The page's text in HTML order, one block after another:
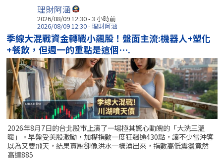
理財阿涵
2026/08/09 12:30 -3 小時前
2026/08/09 12:30 - 理財阿涵
季線大混戰資金轉戰小飆股！盤面主流:機器人+塑化
+餐飲，但週一的重點是這個….
2026年8月7日的台北股市上演了一場極其驚心動魄的「大洗三溫
暖」。早盤受美股激勵，加權指數一度狂飆逾430點，讓不少當沖客
以為又要飛天，結果賣壓卻像洪水一樣湧出來，指數高低震盪竟然
高達885